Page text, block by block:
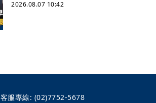
2026.08.07 10:42
客服專線: (02)7752-5678